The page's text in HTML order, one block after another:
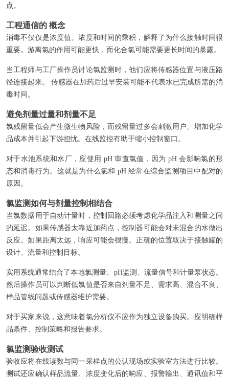
点。
工程通信的 概念
消毒不仅仅是浓度值。浓度和时间的乘积，解释了为什么接触时间很
重要。游离氯的作用可能更快，而化合氯可能需要更长时间的暴露。
当工程师与工厂操作员讨论氯监测时，他们应将传感器位置与液压路
径连接起来。 传感器在加药后过早安装可能不代表水已完成所需的消
毒时间。
避免剂量过量和剂量不足
氯残留量低会产生微生物风险，而残留量过多会刺激用户、增加化学
品成本并引起下游担忧。在线监控有助于缩小控制窗口。
对于水池系统和水厂，应使用 pH 审查氯值，因为 pH 会影响氯的形
态和消毒行为。这就是为什么氯和 pH 经常在综合监测项目中配对的
原因。
氯监测如何与剂量控制相结合
当氯数据用于自动计量时，控制回路必须考虑化学品注入和测量之间
的延迟。如果传感器太靠近加药点，控制器可能会对未混合的水做出
反应。如果距离太远，响应可能会很慢。正确的位置取决于接触罐的
设计、流量和控制目标。
实用系统通常结合了本地氯测量、pH监测、流量信号和计量泵状态。
然后操作员可以判断低氯值是否来自剂量不足、需求高、混合不良、
样品管线问题或传感器维护需要。
对于买家来说，这意味着氯分析仪不应作为独立设备购买。应明确样
品条件、控制策略和报告要求。
氯监测验收测试
验收应将在线读数与同一采样点的公认现场或实验室方法进行比较。
测试还应确认样品流量、浓度变化后的响应、报警输出、通讯值和平